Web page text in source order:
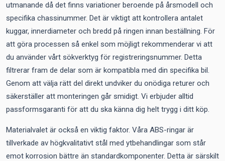
utmanande då det finns variationer beroende på årsmodell och
specifika chassinummer. Det är viktigt att kontrollera antalet
kuggar, innerdiameter och bredd på ringen innan beställning. För
att göra processen så enkel som möjligt rekommenderar vi att
du använder vårt sökverktyg för registreringsnummer. Detta
filtrerar fram de delar som är kompatibla med din specifika bil.
Genom att välja rätt del direkt undviker du onödiga returer och
säkerställer att monteringen går smidigt. Vi erbjuder alltid
passformsgaranti för att du ska känna dig helt trygg i ditt köp.
Materialvalet är också en viktig faktor. Våra ABS-ringar är
tillverkade av högkvalitativt stål med ytbehandlingar som står
emot korrosion bättre än standardkomponenter. Detta är särskilt